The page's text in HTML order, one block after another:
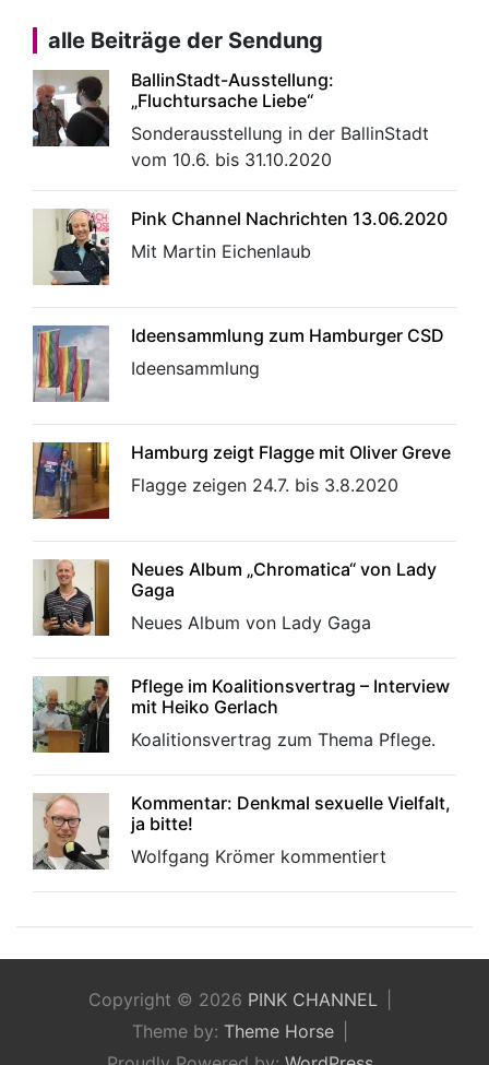
alle Beiträge der Sendung
BallinStadt-Ausstellung:
„Fluchtursache Liebe“
Sonderausstellung in der BallinStadt
vom 10.6. bis 31.10.2020
Pink Channel Nachrichten 13.06.2020
Mit Martin Eichenlaub
Ideensammlung zum Hamburger CSD
Ideensammlung
Hamburg zeigt Flagge mit Oliver Greve
Flagge zeigen 24.7. bis 3.8.2020
Neues Album „Chromatica“ von Lady
Gaga
Neues Album von Lady Gaga
Pflege im Koalitionsvertrag – Interview
mit Heiko Gerlach
Koalitionsvertrag zum Thema Pflege.
Kommentar: Denkmal sexuelle Vielfalt,
ja bitte!
Wolfgang Krömer kommentiert
Copyright © 2026 PINK CHANNEL
Theme by: Theme Horse